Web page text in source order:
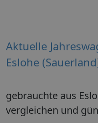
Aktuelle
Eslohe
gebrauchte aus
vergleichen und